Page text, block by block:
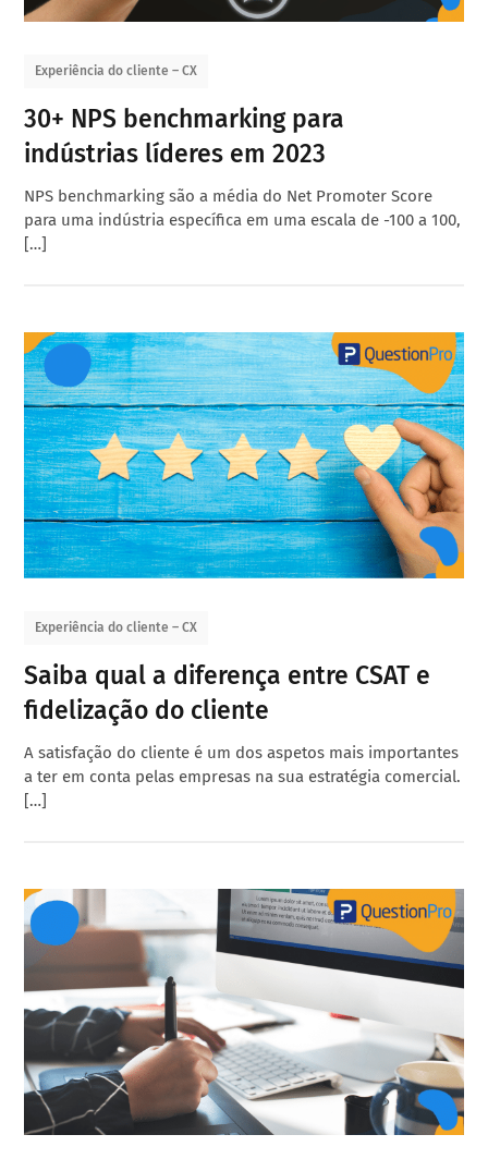
Experiência do cliente – CX
30+ NPS benchmarking para
indústrias líderes em 2023
NPS benchmarking são a média do Net Promoter Score
para uma indústria específica em uma escala de -100 a 100,
[…]
Experiência do cliente – CX
Saiba qual a diferença entre CSAT e
fidelização do cliente
A satisfação do cliente é um dos aspetos mais importantes
a ter em conta pelas empresas na sua estratégia comercial.
[…]